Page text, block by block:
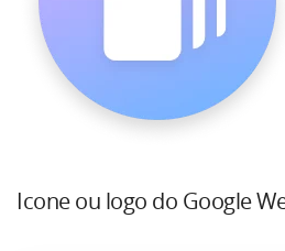
Icone ou logo do Google